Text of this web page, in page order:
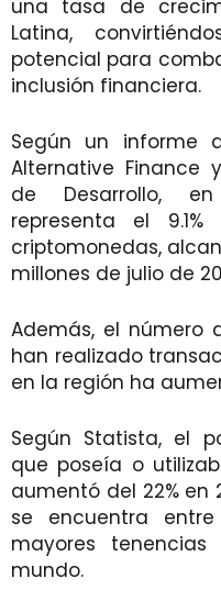
una tasa de
Latina,
potencial para
inclusión financiera.
Según un informe
Alternative Finance
de Desarrollo,
representa el
criptomonedas,
millones de julio de
Además, el número
han realizado
en la región ha
Según Statista, el
que poseía o
aumentó del 22% en
se encuentra
mayores
mundo.